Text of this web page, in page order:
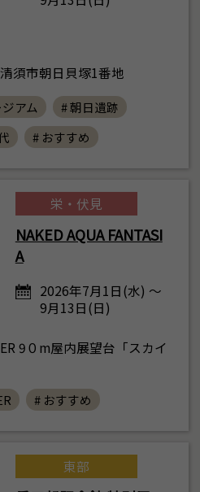
須市朝日貝塚1番地
アム
# 朝日遺跡
# おすすめ
栄・伏見
NAKED AQUA FANTASI
A
2026年7月1日(水) ～
9月13日(日)
9０m屋内展望台「スカイ
# おすすめ
東部